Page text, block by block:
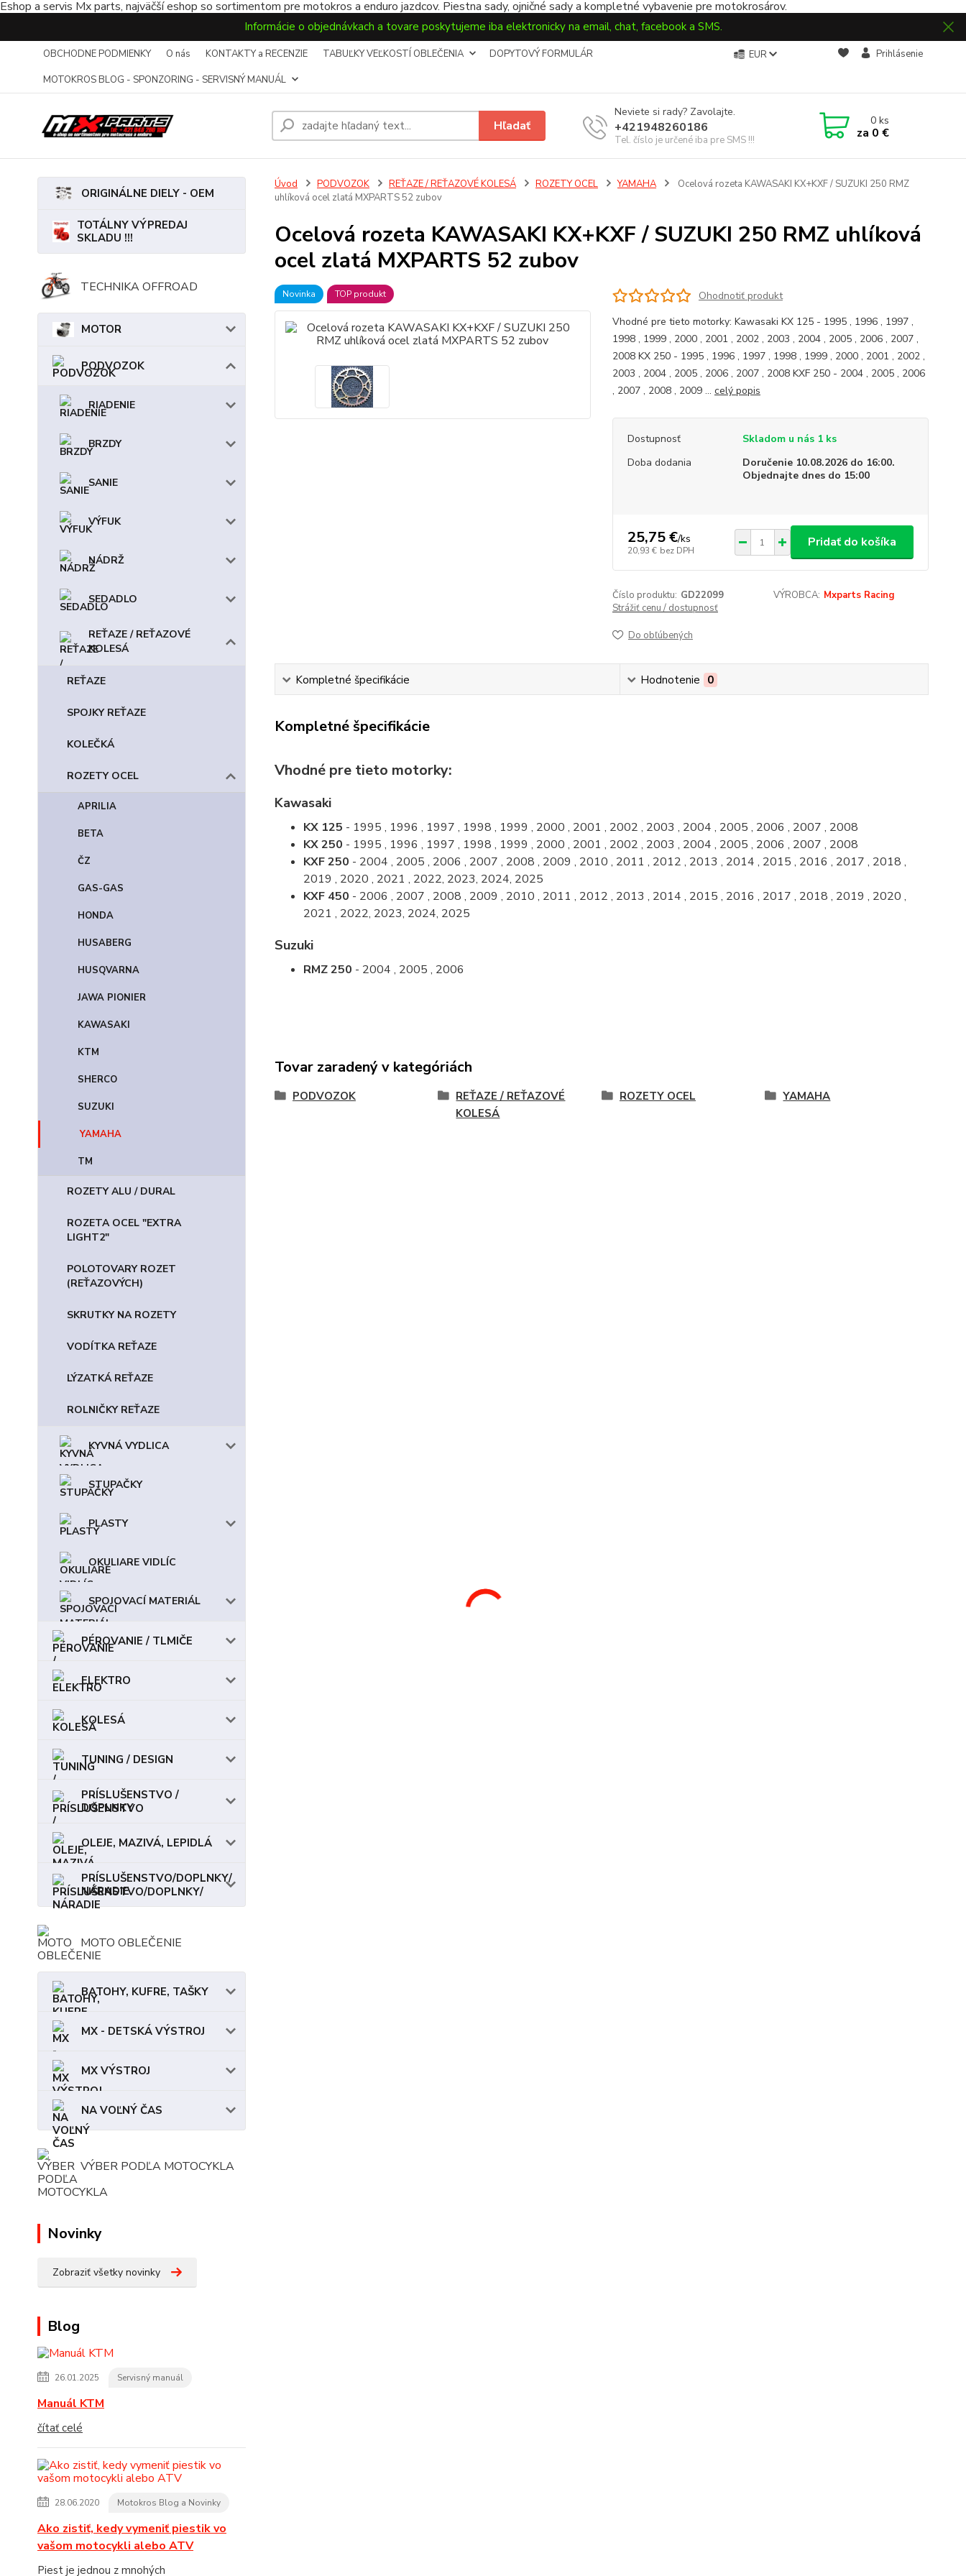
Eshop a servis Mx parts, najväčší eshop so sortimentom pre motokros a enduro jazdcov. Piestna sady, ojničné sady a kompletné vybavenie pre motokrosárov.
Informácie o objednávkach a tovare poskytujeme iba elektronicky na email, chat, facebook a SMS.
OBCHODNE PODMIENKY O nás KONTAKTY a RECENZIE TABUĽKY VEĽKOSTÍ OBLEČENIA
DOPYTOVÝ FORMULÁR
MOTOKROS BLOG - SPONZORING - SERVISNÝ MANUÁL
EUR Prihlásenie
Hľadať
Neviete si rady? Zavolajte.
+421948260186
Tel. číslo je určené iba pre SMS !!!
0ks
za 0 €
ORIGINÁLNE DIELY - OEM
TOTÁLNY VÝPREDAJ
SKLADU !!!
TECHNIKA OFFROAD
MOTOR
PODVOZOK
RIADENIE
BRZDY
SANIE
VÝFUK
NÁDRŽ
SEDADLO
REŤAZE / REŤAZOVÉ
KOLESÁ
REŤAZE
SPOJKY REŤAZE
KOLEČKÁ
ROZETY OCEL
APRILIA
BETA
ČZ
GAS-GAS
HONDA
HUSABERG
HUSQVARNA
JAWA PIONIER
KAWASAKI
KTM
SHERCO
SUZUKI
YAMAHA
TM
ROZETY ALU / DURAL
ROZETA OCEL "EXTRA
LIGHT2"
POLOTOVARY ROZET
(REŤAZOVÝCH)
SKRUTKY NA ROZETY
VODÍTKA REŤAZE
LÝZATKÁ REŤAZE
ROLNIČKY REŤAZE
KYVNÁ VYDLICA
STUPAČKY
PLASTY
OKULIARE VIDLÍC
SPOJOVACÍ MATERIÁL
PÉROVANIE / TLMIČE
ELEKTRO
KOLESÁ
TUNING / DESIGN
PRÍSLUŠENSTVO /
DOPLNKY
OLEJE, MAZIVÁ, LEPIDLÁ
PRÍSLUŠENSTVO/DOPLNKY/
NÁRADIE
MOTO OBLEČENIE
BATOHY, KUFRE, TAŠKY
MX - DETSKÁ VÝSTROJ
MX VÝSTROJ
NA VOĽNÝ ČAS
VÝBER PODĽA MOTOCYKLA
Novinky
Zobraziť všetky novinky
Blog
26.01.2025 Servisný manuál
Manuál KTM
čítať celé
28.06.2020 Motokros Blog a Novinky
Ako zistiť, kedy vymeniť piestik vo
vašom motocykli alebo ATV
Piest je jednou z mnohých
Úvod PODVOZOK REŤAZE / REŤAZOVÉ KOLESÁ ROZETY OCEL YAMAHA
Ocelová rozeta KAWASAKI KX+KXF / SUZUKI 250 RMZ
uhlíková ocel zlatá MXPARTS 52 zubov
Ocelová rozeta KAWASAKI KX+KXF / SUZUKI 250 RMZ uhlíková
ocel zlatá MXPARTS 52 zubov
Novinka TOP produkt
Ohodnotiť produkt
Vhodné pre tieto motorky: Kawasaki KX 125 - 1995 , 1996 , 1997 ,
1998 , 1999 , 2000 , 2001 , 2002 , 2003 , 2004 , 2005 , 2006 , 2007 ,
2008 KX 250 - 1995 , 1996 , 1997 , 1998 , 1999 , 2000 , 2001 , 2002 ,
2003 , 2004 , 2005 , 2006 , 2007 , 2008 KXF 250 - 2004 , 2005 , 2006
, 2007 , 2008 , 2009 ... celý popis
Dostupnosť
Skladom u nás 1 ks
Doba dodania
Doručenie 10.08.2026 do 16:00.
Objednajte dnes do 15:00
25,75 €/ks
20,93 € bez DPH
Pridať do košíka
Číslo produktu: GD22099 VÝROBCA: Mxparts Racing
Strážiť cenu / dostupnosť
Do obľúbených
Kompletné špecifikácie Hodnotenie 0
Kompletné špecifikácie
Vhodné pre tieto motorky:
Kawasaki
KX 125 - 1995 , 1996 , 1997 , 1998 , 1999 , 2000 , 2001 , 2002 , 2003 , 2004 , 2005 , 2006 , 2007 , 2008
KX 250 - 1995 , 1996 , 1997 , 1998 , 1999 , 2000 , 2001 , 2002 , 2003 , 2004 , 2005 , 2006 , 2007 , 2008
KXF 250 - 2004 , 2005 , 2006 , 2007 , 2008 , 2009 , 2010 , 2011 , 2012 , 2013 , 2014 , 2015 , 2016 , 2017 , 2018 ,
2019 , 2020 , 2021 , 2022, 2023, 2024, 2025
KXF 450 - 2006 , 2007 , 2008 , 2009 , 2010 , 2011 , 2012 , 2013 , 2014 , 2015 , 2016 , 2017 , 2018 , 2019 , 2020 ,
2021 , 2022, 2023, 2024, 2025
Suzuki
RMZ 250 - 2004 , 2005 , 2006
Tovar zaradený v kategóriách
PODVOZOK
REŤAZE / REŤAZOVÉ
KOLESÁ
ROZETY OCEL YAMAHA